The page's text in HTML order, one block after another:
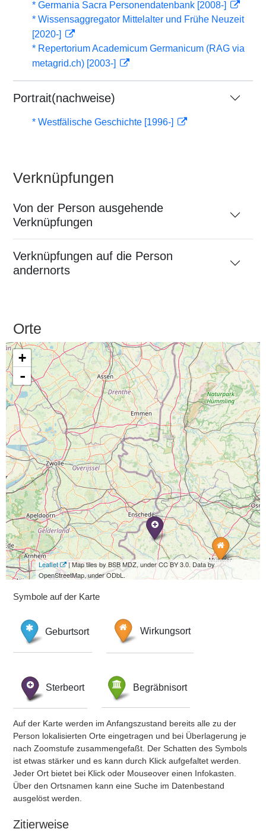
* Germania Sacra Personendatenbank [2008-]
* Wissensaggregator Mittelalter und Frühe Neuzeit
[2020-]
* Repertorium Academicum Germanicum (RAG via
metagrid.ch) [2003-]
Portrait(nachweise)
* Westfälische Geschichte [1996-]
Verknüpfungen
Von der Person ausgehende
Verknüpfungen
Verknüpfungen auf die Person
andernorts
Orte
+
-
Leaflet
| Map tiles by BSB MDZ, under CC BY 3.0. Data by
OpenStreetMap, under ODbL.
Symbole auf der Karte
Geburtsort Wirkungsort
Sterbeort Begräbnisort
Auf der Karte werden im Anfangszustand bereits alle zu der
Person lokalisierten Orte eingetragen und bei Überlagerung je
nach Zoomstufe zusammengefaßt. Der Schatten des Symbols
ist etwas stärker und es kann durch Klick aufgefaltet werden.
Jeder Ort bietet bei Klick oder Mouseover einen Infokasten.
Über den Ortsnamen kann eine Suche im Datenbestand
ausgelöst werden.
Zitierweise